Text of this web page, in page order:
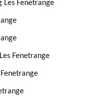
Les Fenetrange
Fenetrange